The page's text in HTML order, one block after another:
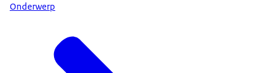
Onderwerp